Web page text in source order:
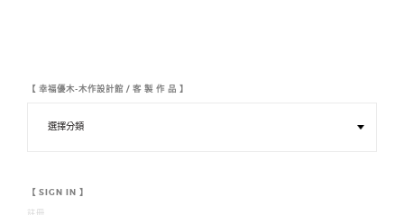
【 幸福優木-木作設計館 / 客 製 作 品 】
木
【 SIGN IN 】